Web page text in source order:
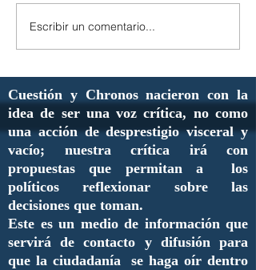
Escribir un comentario...
Cuestión y Chronos nacieron con la
idea de ser una voz crítica, no como
una acción de desprestigio visceral y
vacío; nuestra crítica irá con
propuestas que permitan a los
políticos reflexionar sobre las
decisiones que toman.
Este es un medio de información que
servirá de contacto y difusión para
que la ciudadanía se haga oír dentro